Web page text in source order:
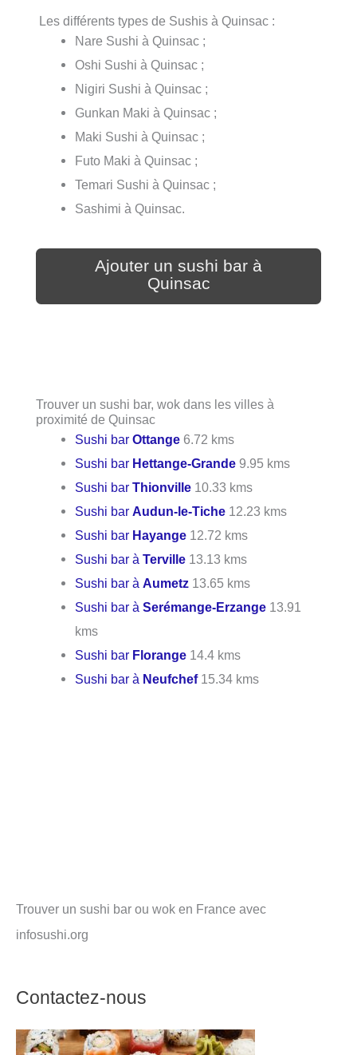
Les différents types de Sushis à Quinsac :
Nare Sushi à Quinsac ;
Oshi Sushi à Quinsac ;
Nigiri Sushi à Quinsac ;
Gunkan Maki à Quinsac ;
Maki Sushi à Quinsac ;
Futo Maki à Quinsac ;
Temari Sushi à Quinsac ;
Sashimi à Quinsac.
Ajouter un sushi bar à
Quinsac
Trouver un sushi bar, wok dans les villes à
proximité de Quinsac
Sushi barOttange 6.72 kms
Sushi bar Hettange-Grande 9.95 kms
Sushi barThionville 10.33 kms
Sushi barAudun-le-Tiche 12.23 kms
Sushi bar Hayange 12.72 kms
Sushi bar àTerville 13.13 kms
Sushi bar àAumetz 13.65 kms
Sushi bar àSerémange-Erzange 13.91
kms
Sushi bar Florange 14.4 kms
Sushi bar à Neufchef15.34 kms
Trouver un sushi bar ou wok en France avec
infosushi.org
Contactez-nous